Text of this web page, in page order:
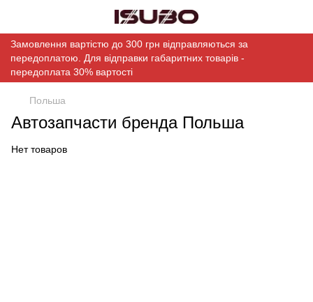
Замовлення вартістю до 300 грн відправляються за
передоплатою. Для відправки габаритних товарів -
передоплата 30% вартості
Польша
Автозапчасти бренда Польша
Нет товаров